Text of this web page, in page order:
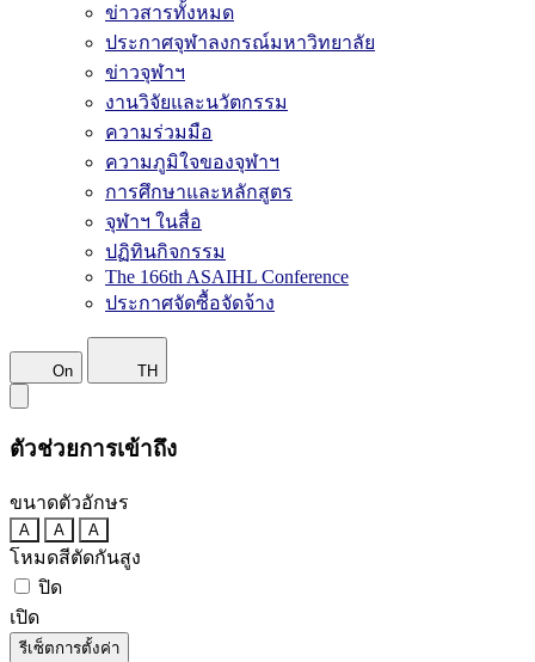
ข่าวสารทั้งหมด
ประกาศจุฬาลงกรณ์มหาวิทยาลัย
ข่าวจุฬาฯ
งานวิจัยและนวัตกรรม
ความร่วมมือ
ความภูมิใจของจุฬาฯ
การศึกษาและหลักสูตร
จุฬาฯ ในสื่อ
ปฏิทินกิจกรรม
The 166th ASAIHL Conference
ประกาศจัดซื้อจัดจ้าง
On TH
ตัวช่วยการเข้าถึง
ขนาดตัวอักษร
A A A
โหมดสีตัดกันสูง
ปิด
เปิด
รีเซ็ตการตั้งค่า